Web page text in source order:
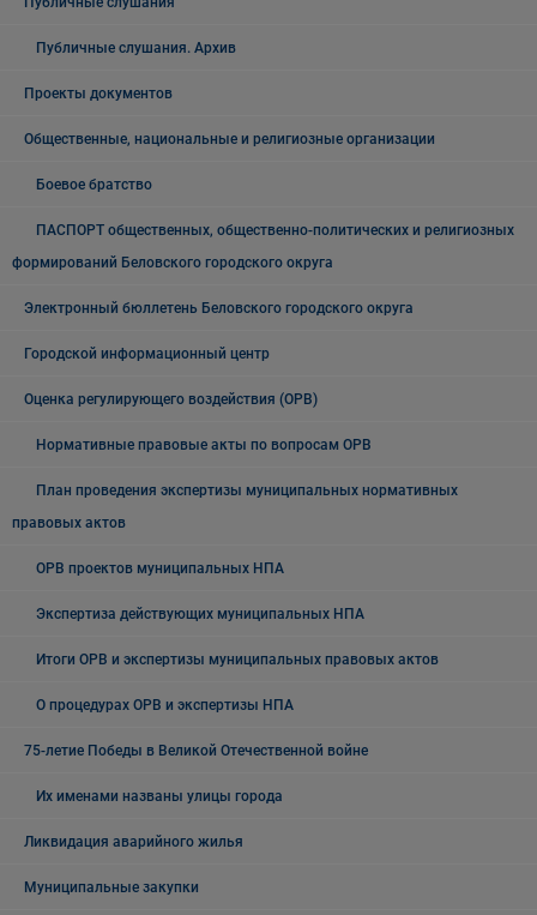
Публичные слушания. Архив
Проекты документов
Общественные, национальные и религиозные организации
Боевое братство
ПАСПОРТ общественных, общественно-политических и религиозных
формирований Беловского городского округа
Электронный бюллетень Беловского городского округа
Городской информационный центр
Оценка регулирующего воздействия (ОРВ)
Нормативные правовые акты по вопросам ОРВ
План проведения экспертизы муниципальных нормативных
правовых актов
ОРВ проектов муниципальных НПА
Экспертиза действующих муниципальных НПА
Итоги ОРВ и экспертизы муниципальных правовых актов
О процедурах ОРВ и экспертизы НПА
75-летие Победы в Великой Отечественной войне
Их именами названы улицы города
Ликвидация аварийного жилья
Муниципальные закупки